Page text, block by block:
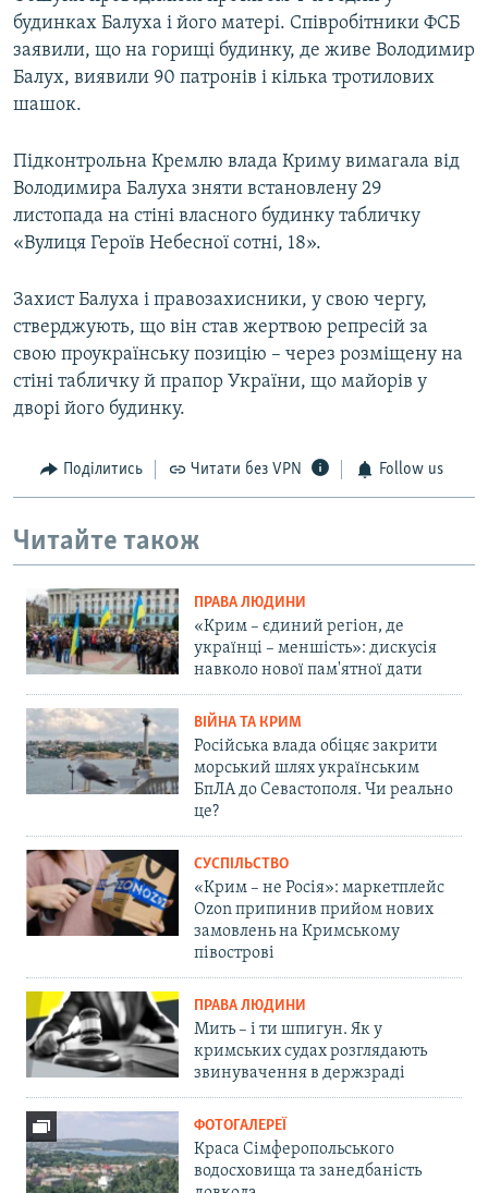
будинках Балуха і його матері. Співробітники ФСБ
заявили, що на горищі будинку, де живе Володимир
Балух, виявили 90 патронів і кілька тротилових
шашок.
Підконтрольна Кремлю влада Криму вимагала від
Володимира Балуха зняти встановлену 29
листопада на стіні власного будинку табличку
«Вулиця Героїв Небесної сотні, 18».
Захист Балуха і правозахисники, у свою чергу,
стверджують, що він став жертвою репресій за
свою проукраїнську позицію – через розміщену на
стіні табличку й прапор України, що майорів у
дворі його будинку.
Поділитись Читати без VPN Follow us
Читайте також
ПРАВА ЛЮДИНИ
«Крим – єдиний регіон, де
українці – меншість»: дискусія
навколо нової пам'ятної дати
ВІЙНА ТА КРИМ
Російська влада обіцяє закрити
морський шлях українським
БпЛА до Севастополя. Чи реально
це?
СУСПІЛЬСТВО
«Крим – не Росія»: маркетплейс
Ozon припинив прийом нових
замовлень на Кримському
півострові
ПРАВА ЛЮДИНИ
Мить – і ти шпигун. Як у
кримських судах розглядають
звинувачення в держзраді
ФОТОГАЛЕРЕЇ
Краса Сімферопольського
водосховища та занедбаність